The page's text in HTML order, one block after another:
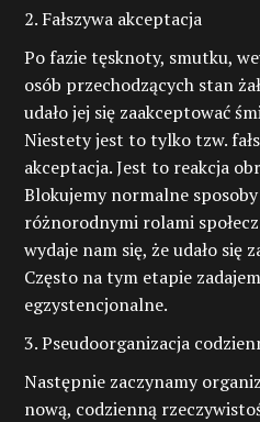
2. Fałszywa akceptacja
Po fazie tęsknoty, smutku,
osób przechodzących stan
udało jej się zaakceptować
Niestety jest to tylko tzw.
akceptacja. Jest to reakcja
Blokujemy normalne
różnorodnymi rolami
wydaje nam się, że udało się
Często na tym etapie
egzystencjonalne.
3. Pseudoorganizacja
Następnie zaczynamy
nową, codzienną